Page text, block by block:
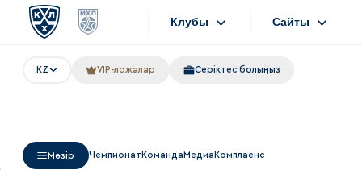
Клубы
СКА
Сайты
KZ VIP-ложалар Серіктес болыңыз
Мәзір Чемпионат КомандаМедиа Комплаенс